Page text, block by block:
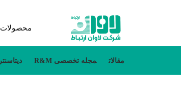
محصولات
مقالات مجله تخصصی R&M دیتاسنتر